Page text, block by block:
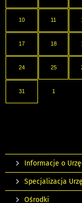
10 11
17 18
24 25
31 1
Informacje o
Specjalizacja
Ośrodki